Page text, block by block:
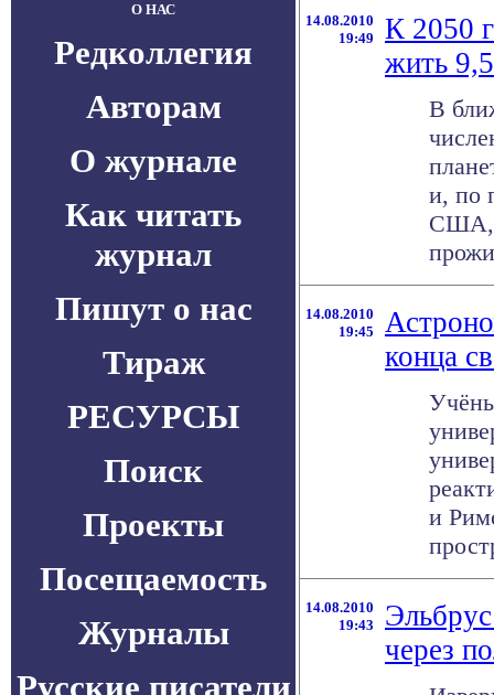
О НАС
Редколлегия
Авторам
О журнале
Как читать
журнал
Пишут о нас
Тираж
РЕСУРСЫ
Поиск
Проекты
Посещаемость
Журналы
Русские писатели
14.08.2010
19:49
К 2050
жить
В
и, по
США,
14.08.2010
19:45
конца
и
14.08.2010
19:43
через